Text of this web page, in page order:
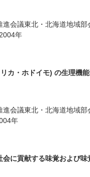
進会議東北・北海道地域
年
カ・ホドイモ) の生理機
進会議東北・北海道地域
年
会に貢献する味覚および味